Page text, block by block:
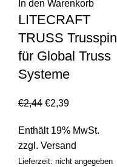
In den Warenkorb
LITECRAFT
TRUSS Trusspin
für Global Truss
Systeme
€2,44 €2,39
Enthält 19% MwSt.
zzgl. Versand
Lieferzeit: nicht angegeben